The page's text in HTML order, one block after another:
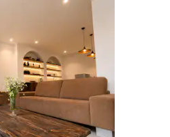
5, 34 avaliações